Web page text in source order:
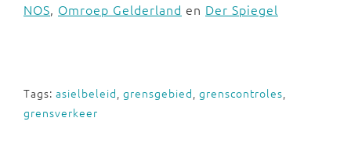
NOS, Omroep Gelderland en Der Spiegel
Tags: asielbeleid, grensgebied, grenscontroles,
grensverkeer